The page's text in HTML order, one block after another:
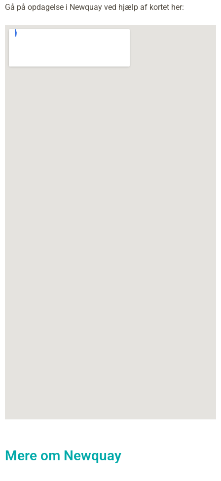
Gå på opdagelse i Newquay ved hjælp af kortet her:
Mere om Newquay